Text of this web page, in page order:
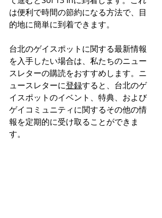
は便利で時間の節約になる方法で、目
的地に簡単に到着できます。
台北のゲイスポットに関する最新情報
を入手したい場合は、私たちのニュー
スレターの購読をおすすめします。ニ
ュースレターに登録すると、台北のゲ
イスポットのイベント、特典、および
ゲイコミュニティに関するその他の情
報を定期的に受け取ることができま
す。